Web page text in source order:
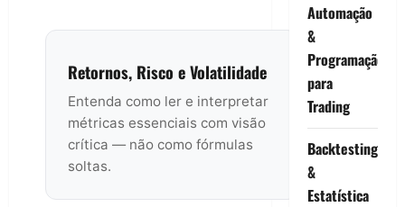
Retornos, Risco e Volatilidade
Entenda como ler e interpretar
métricas essenciais com visão
crítica — não como fórmulas
soltas.
Automação
&
Programação
para
Trading
Backtesting
&
Estatística